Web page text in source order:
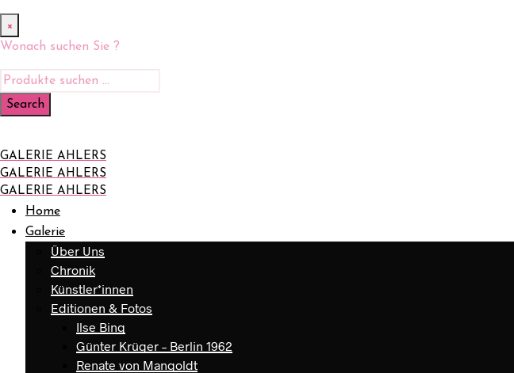
×
Wonach suchen Sie ?
GALERIE AHLERS
GALERIE AHLERS
GALERIE AHLERS
Home
Galerie
Über Uns
Chronik
Künstler*innen
Editionen & Fotos
Ilse Bing
Günter Krüger – Berlin 1962
Renate von Mangoldt